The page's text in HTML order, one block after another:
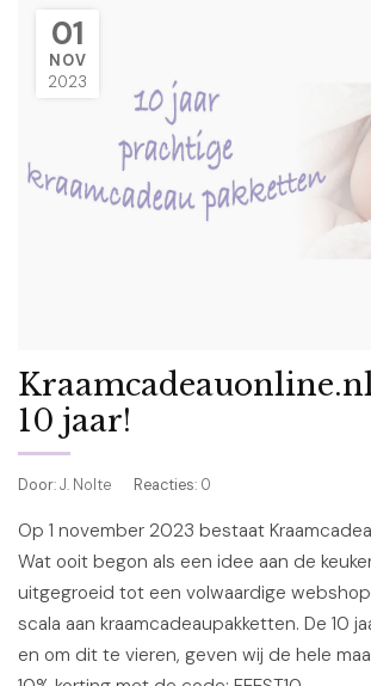
01
NOV
2023
10 jaar!
Door: J. Nolte Reacties: 0
Op 1 november 2023 bestaat
Wat ooit begon als een idee aan de
uitgegroeid tot een volwaardige
scala aan kraamcadeaupakketten. De 10
en om dit te vieren, geven wij de hele